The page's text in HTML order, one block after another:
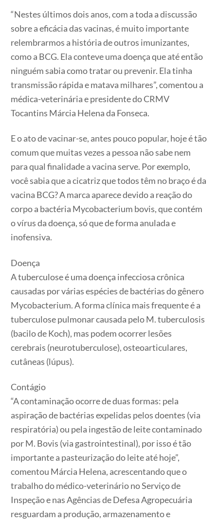
“Nestes últimos dois anos, com a toda a discussão
sobre a eficácia das vacinas, é muito importante
relembrarmos a história de outros imunizantes,
como a BCG. Ela conteve uma doença que até então
ninguém sabia como tratar ou prevenir. Ela tinha
transmissão rápida e matava milhares”, comentou a
médica-veterinária e presidente do CRMV
Tocantins Márcia Helena da Fonseca.
E o ato de vacinar-se, antes pouco popular, hoje é tão
comum que muitas vezes a pessoa não sabe nem
para qual finalidade a vacina serve. Por exemplo,
você sabia que a cicatriz que todos têm no braço é da
vacina BCG? A marca aparece devido a reação do
corpo a bactéria Mycobacterium bovis, que contém
o vírus da doença, só que de forma anulada e
inofensiva.
Doença
A tuberculose é uma doença infecciosa crônica
causadas por várias espécies de bactérias do gênero
Mycobacterium. A forma clínica mais frequente é a
tuberculose pulmonar causada pelo M. tuberculosis
(bacilo de Koch), mas podem ocorrer lesões
cerebrais (neurotuberculose), osteoarticulares,
cutâneas (lúpus).
Contágio
“A contaminação ocorre de duas formas: pela
aspiração de bactérias expelidas pelos doentes (via
respiratória) ou pela ingestão de leite contaminado
por M. Bovis (via gastrointestinal), por isso é tão
importante a pasteurização do leite até hoje”,
comentou Márcia Helena, acrescentando que o
trabalho do médico-veterinário no Serviço de
Inspeção e nas Agências de Defesa Agropecuária
resguardam a produção, armazenamento e